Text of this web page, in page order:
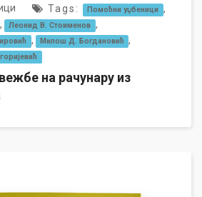
Tags: Помоћни уџбеници ,
, Леонид В. Стоименов ,
, Милош Д. Богдановић ,
на рачунару из